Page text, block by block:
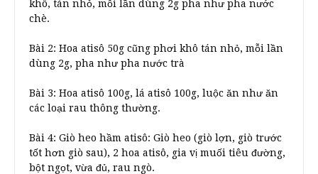
khô, tán nhỏ, mỗi lần dùng 2g pha như pha nước
chè.
Bài 2: Hoa atisô 50g cũng phơi khô tán nhỏ, mỗi lần
dùng 2g, pha như pha nước trà
Bài 3: Hoa atisô 100g, lá atisô 100g, luộc ăn như ăn
các loại rau thông thường.
Bài 4: Giò heo hầm atisô: Giò heo (giò lợn, giò trước
tốt hơn giò sau), 2 hoa atisô, gia vị muối tiêu đường,
bột ngọt, vừa đủ, rau ngò.